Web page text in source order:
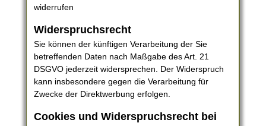
widerrufen
Widerspruchsrecht
Sie können der künftigen Verarbeitung der Sie
betreffenden Daten nach Maßgabe des Art. 21
DSGVO jederzeit widersprechen. Der Widerspruch
kann insbesondere gegen die Verarbeitung für
Zwecke der Direktwerbung erfolgen.
Cookies und Widerspruchsrecht bei